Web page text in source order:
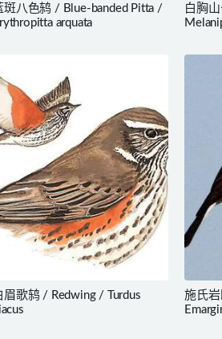
斑八色鸫 / Blue-banded Pitta /
arquata
白胸
眉歌鸫 / Redwing / Turdus
施氏